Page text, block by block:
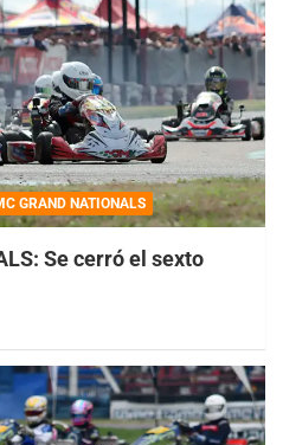
GRAND NATIONALS
Se cerró el sexto